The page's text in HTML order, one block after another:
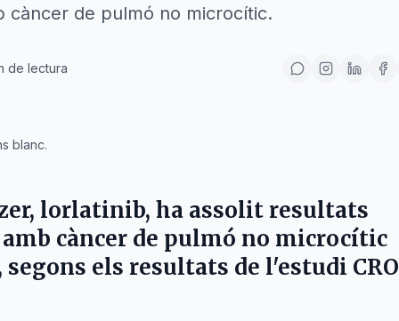
càncer de pulmó no microcític.
de lectura
blanc.
lorlatinib, ha assolit resultats
càncer de pulmó no microcític
els resultats de l'estudi